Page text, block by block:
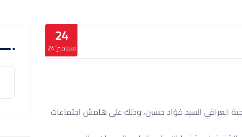
24
سبتمبر’24
العراقي السيد فؤاد حسين، وذلك على هامش اجتماعات